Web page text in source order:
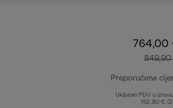
764,00
Preporučena
Uključen PDV u
152,80 €